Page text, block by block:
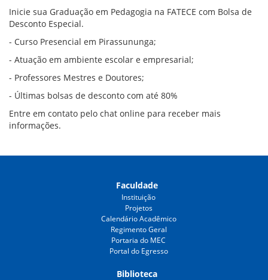
Inicie sua Graduação em Pedagogia na FATECE com Bolsa de
Desconto Especial.
- Curso Presencial em Pirassununga;
- Atuação em ambiente escolar e empresarial;
- Professores Mestres e Doutores;
- Últimas bolsas de desconto com até 80%
Entre em contato pelo chat online para receber mais
informações.
Faculdade
Instituição
Projetos
Calendário Acadêmico
Regimento Geral
Portaria do MEC
Portal do Egresso
Biblioteca